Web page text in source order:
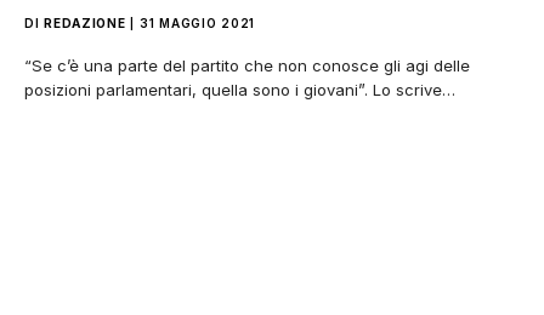
DI REDAZIONE 31 MAGGIO 2021
“Se c’è una parte del partito che non conosce gli agi delle
posizioni parlamentari, quella sono i giovani”. Lo scrive…